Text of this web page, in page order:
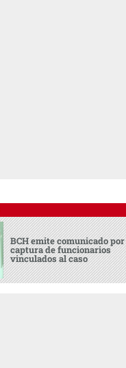
BCH emite comunicado por
captura de funcionarios
vinculados al caso